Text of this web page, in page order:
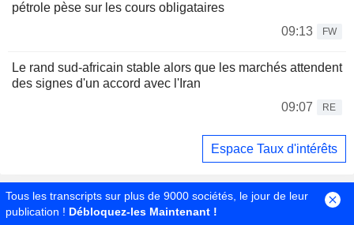
pétrole pèse sur les cours obligataires
09:13
FW
Le rand sud-africain stable alors que les marchés attendent
des signes d'un accord avec l'Iran
09:07
RE
Espace Taux d'intérêts
Tous les transcripts sur plus de 9000 sociétés, le jour de leur
publication ! Débloquez-les Maintenant !